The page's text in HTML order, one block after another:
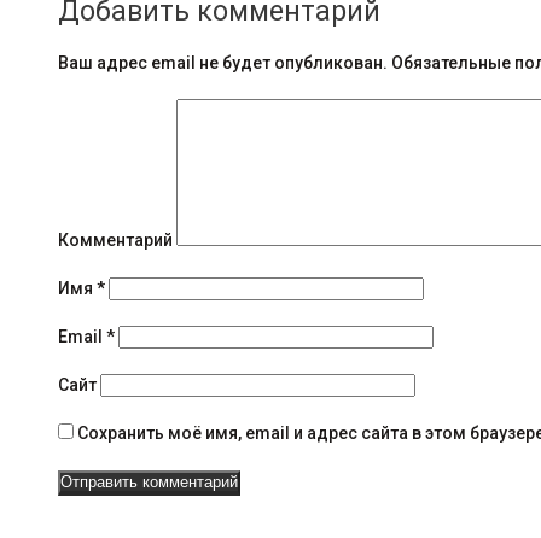
о
б
и
я
н
а
в
и
г
Добавить комментарий
Ваш адрес email не будет опубликован. Обязательные
Комментарий
Имя *
Email *
Сайт
Сохранить моё имя, email и адрес сайта в этом